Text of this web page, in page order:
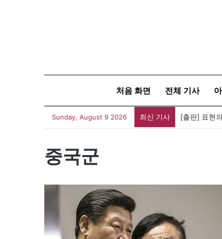
처음 화면 전체 기사
Sunday, August 9 2026 최신 기사
중국군